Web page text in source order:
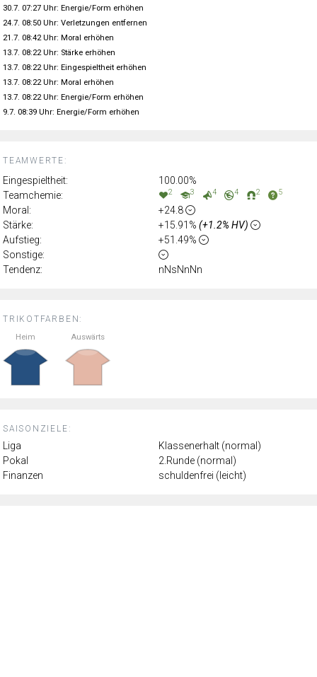
TRIKOTFARBEN:
Heim Auswärts
SAISONZIELE:
Liga
Klassenerhalt (normal)
Pokal
2.Runde (normal)
Finanzen
schuldenfrei (leicht)
TEAMWERTE:
Eingespieltheit:
100.00%
Teamchemie:
2 3 4 4 2 5
Moral:
+24.8
Stärke:
+15.91% (+1.2% HV)
Aufstieg:
+51.49%
Sonstige:
Tendenz:
nNsNnNn
30.7. 07:27 Uhr: Energie/Form erhöhen
24.7. 08:50 Uhr: Verletzungen entfernen
21.7. 08:42 Uhr: Moral erhöhen
13.7. 08:22 Uhr: Stärke erhöhen
13.7. 08:22 Uhr: Eingespieltheit erhöhen
13.7. 08:22 Uhr: Moral erhöhen
13.7. 08:22 Uhr: Energie/Form erhöhen
9.7. 08:39 Uhr: Energie/Form erhöhen